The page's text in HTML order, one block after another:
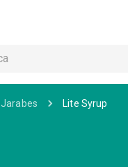
Jarabes Lite Syrup